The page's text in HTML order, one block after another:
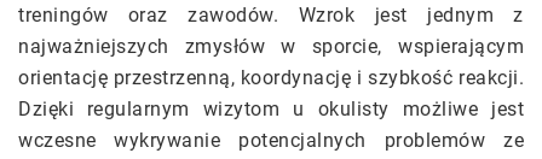
treningów oraz zawodów. Wzrok jest jednym z
najważniejszych zmysłów w sporcie, wspierającym
orientację przestrzenną, koordynację i szybkość reakcji.
Dzięki regularnym wizytom u okulisty możliwe jest
wczesne wykrywanie potencjalnych problemów ze